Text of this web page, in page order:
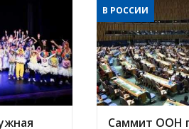
В РОССИИ
Саммит ООН